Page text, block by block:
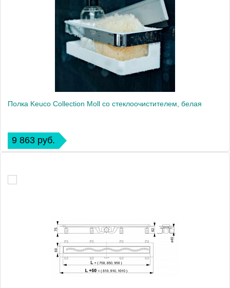
Полка Keuco Collection Moll со стеклоочистителем, белая
9 863 руб.